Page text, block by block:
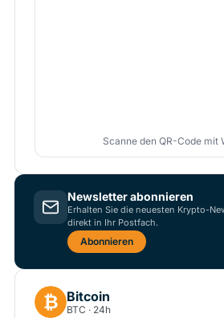
Scanne den QR-Code mit
Newsletter abonnieren
Erhalten Sie die neuesten Krypto-
direkt in Ihr Postfach.
Abonnieren
₿ Bitcoin
BTC · 24h